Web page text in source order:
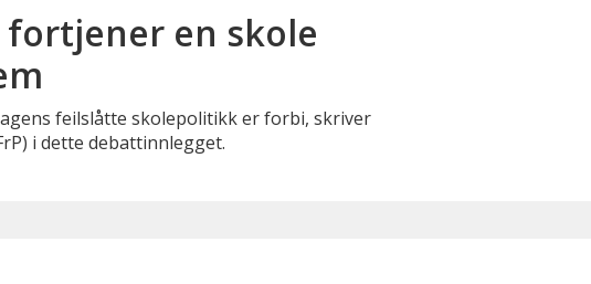
fortjener en skole
feilslåtte skolepolitikk er forbi, skriver
i dette debattinnlegget.